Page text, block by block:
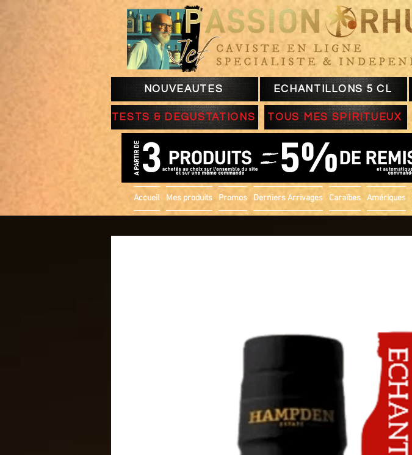
NOUVEAUTES ECHANTILLONS 5 CL
TESTS & DEGUSTATIONS TOUS MES SPIRITUEUX
Accueil Mes produits Promos Derniers Arrivages Caraïbes Amériques